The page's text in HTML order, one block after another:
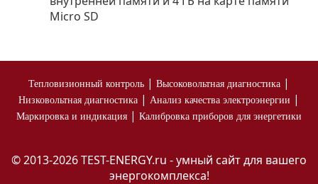
Micro SD
Тепловизионный контроль | Высоковольтная диагностика |
Низковольтная диагностика | Анализ качества электроэнергии |
Маркировка и индикация | Калибровка приборов для энергетики
© 2013-2026 TEST-ENERGY.ru - умный сайт для вашего
энергокомплекса!